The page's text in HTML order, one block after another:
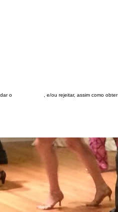
o
, e/ou rejeitar, assim como obter